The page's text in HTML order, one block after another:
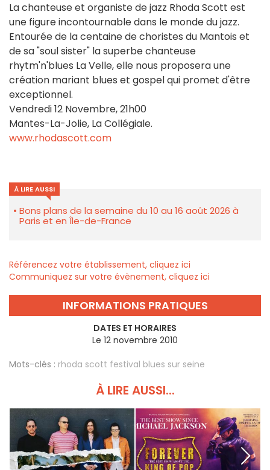
La chanteuse et organiste de jazz Rhoda Scott est
une figure incontournable dans le monde du jazz.
Entourée de la centaine de choristes du Mantois et
de sa "soul sister" la superbe chanteuse
rhytm'n'blues La Velle, elle nous proposera une
création mariant blues et gospel qui promet d'être
exceptionnel.
Vendredi 12 Novembre, 21h00
Mantes-La-Jolie, La Collégiale.
www.rhodascott.com
À LIRE AUSSI
Bons plans de la semaine du 10 au 16 août 2026 à
Paris et en Île-de-France
Référencez votre établissement, cliquez ici
Communiquez sur votre évènement, cliquez ici
INFORMATIONS PRATIQUES
DATES ET HORAIRES
Le 12 novembre 2010
Mots-clés : rhoda scott festival blues sur seine
À LIRE AUSSI...